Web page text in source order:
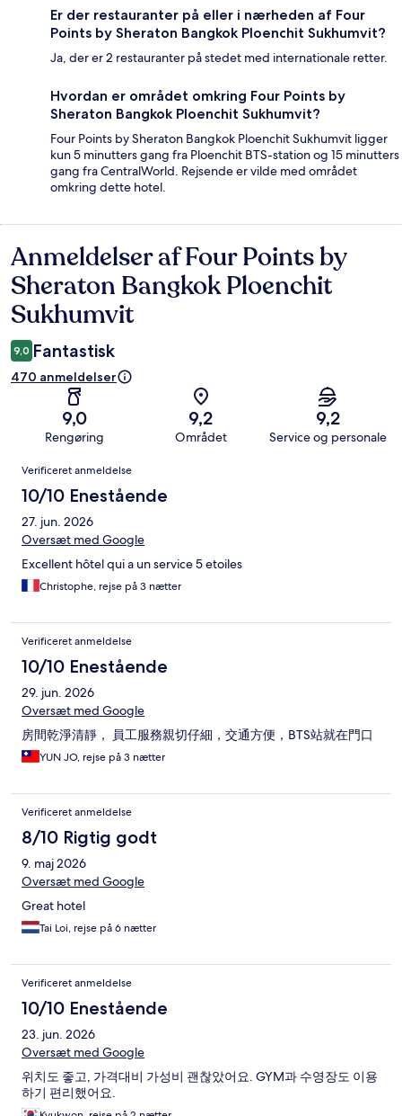
Er der restauranter på eller i nærheden af Four
Points by Sheraton Bangkok Ploenchit Sukhumvit?
Ja, der er 2 restauranter på stedet med internationale retter.
Hvordan er området omkring Four Points by
Sheraton Bangkok Ploenchit Sukhumvit?
Four Points by Sheraton Bangkok Ploenchit Sukhumvit ligger
kun 5 minutters gang fra Ploenchit BTS-station og 15 minutters
gang fra CentralWorld. Rejsende er vilde med området
omkring dette hotel.
Anmeldelser
Anmeldelser af Four Points by
Sheraton Bangkok Ploenchit
Sukhumvit
9,0 Fantastisk
470 anmeldelser
9,0
Rengøring
9,2
Området
9,2
Service og personale
Anmeldelser
Verificeret anmeldelse
10/10 Enestående
27. jun. 2026
Oversæt med Google
Excellent hôtel qui a un service 5 etoiles
Christophe, rejse på 3 nætter
Verificeret anmeldelse
10/10 Enestående
29. jun. 2026
Oversæt med Google
房間乾淨清靜， 員工服務親切仔細，交通方便，BTS站就在門口
YUN JO, rejse på 3 nætter
Verificeret anmeldelse
8/10 Rigtig godt
9. maj 2026
Oversæt med Google
Great hotel
Tai Loi, rejse på 6 nætter
Verificeret anmeldelse
10/10 Enestående
23. jun. 2026
Oversæt med Google
위치도 좋고, 가격대비 가성비 괜찮았어요. GYM과 수영장도 이용
하기 편리했어요.